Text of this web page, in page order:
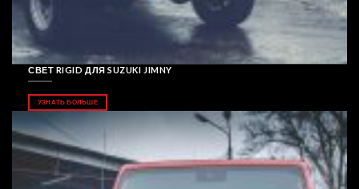
СВЕТ RIGID ДЛЯ SUZUKI JIMNY
УЗНАТЬ БОЛЬШЕ